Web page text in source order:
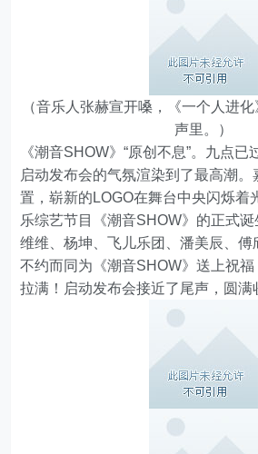
（音乐人张赫宣开嗓，《一个人进
声里。）
《潮音SHOW》“原创不息”。九点已
启动发布会的气氛渲染到了最高潮。
置，崭新的LOGO在舞台中央闪烁着
乐综艺节目《潮音SHOW》的正式
维维、杨坤、飞儿乐团、潘美辰、
不约而同为《潮音SHOW》送上祝
拉满！启动发布会接近了尾声，圆满